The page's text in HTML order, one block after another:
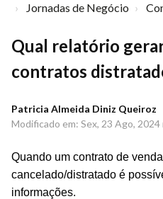
Jornadas de Negócio
Qual relatório
contratos
Patricia Almeida Diniz Queiroz
Modificado em: Sex, 23 Ago, 2024
Quando um contrato de
cancelado/distratado é
informações.